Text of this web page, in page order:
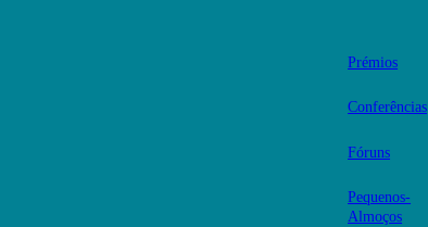
Prémios
Conferências
Fóruns
Pequenos-
Almoços